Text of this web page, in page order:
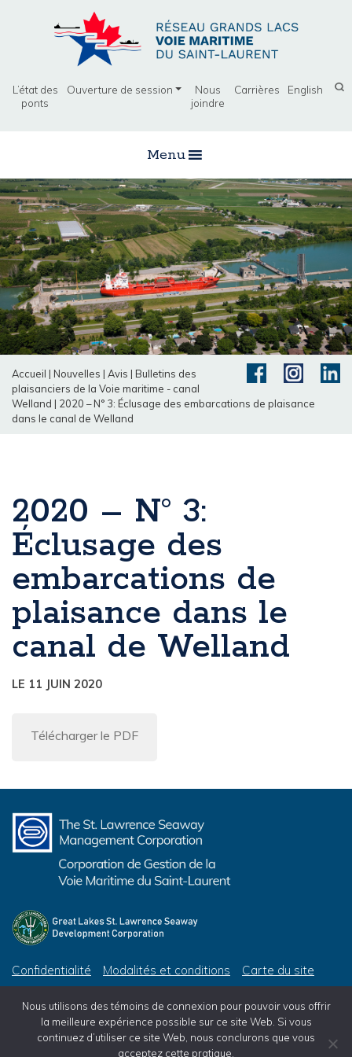
L’état des
ponts
Ouverture de session
Nous
joindre
Carrières English
Menu
Accueil | Nouvelles | Avis | Bulletins des
plaisanciers de la Voie maritime - canal
Welland | 2020 – N° 3: Éclusage des embarcations de plaisance
dans le canal de Welland
2020 – N° 3:
Éclusage des
embarcations de
plaisance dans le
canal de Welland
LE 11 JUIN 2020
Télécharger le PDF
Confidentialité Modalités et conditions Carte du site
© 2026 Great Lakes St. Lawrence Seaway Development Corporation, All Rights Reserved
Nous utilisons des témoins de connexion pour pouvoir vous offrir
la meilleure expérience possible sur ce site Web. Si vous
continuez d’utiliser ce site Web, nous conclurons que vous
acceptez cette pratique.